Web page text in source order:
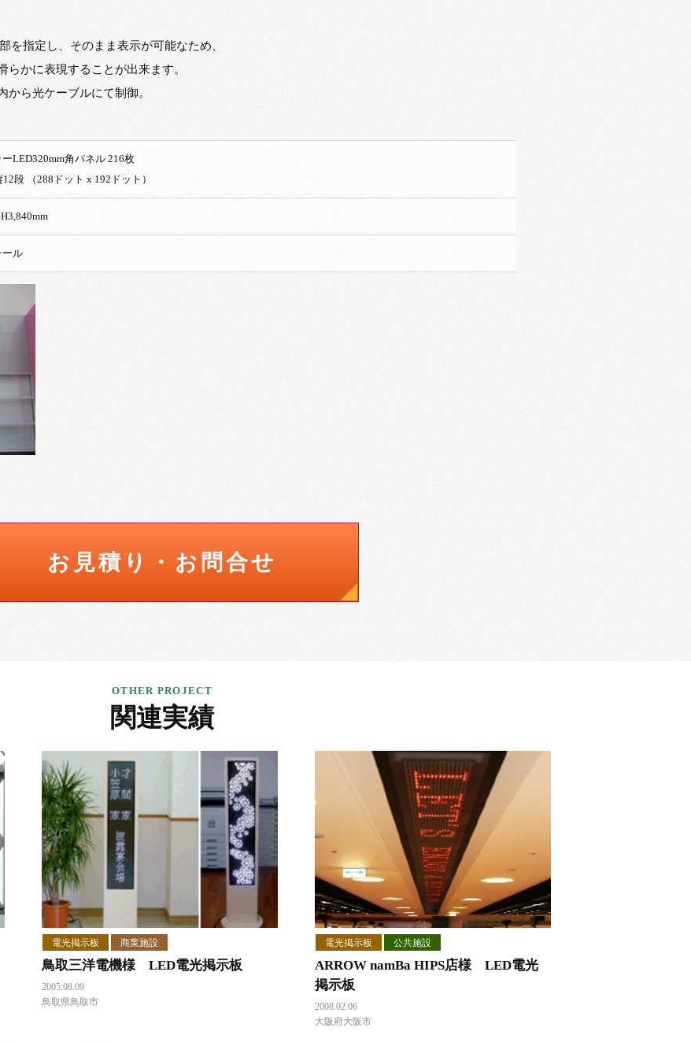
を指定し、そのまま表示が可能なため、
かに表現することが出来ます。
ら光ケーブルにて制御。
カラーLED320mm角パネル 216枚
段 （288ドット x 192ドット）
ール
お見積り・お問合せ
関連実績
電光掲示板 商業施設
鳥取三洋電機様 LED電光掲示板
2005.08.09
鳥取県鳥取市
電光掲示板 公共施設
ARROW namBa HIPS店様 LED電光
掲示板
2008.02.06
大阪府大阪市